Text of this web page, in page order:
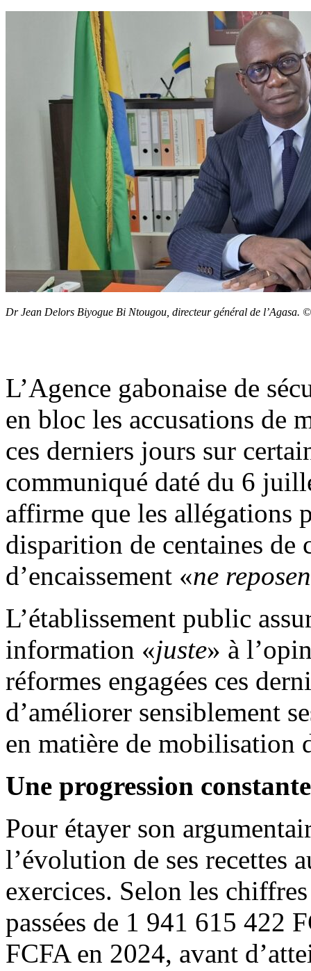
Dr Jean Delors Biyogue Bi Ntougou, directeur général de l’Agasa.
L’Agence gabonaise de
en bloc les accusations de
ces derniers jours sur
communiqué daté du 6
affirme que les allégations
disparition de centaines de
d’encaissement «ne
L’établissement public
information «juste» à
réformes engagées ces
d’améliorer sensiblement
en matière de mobilisation
Une progression
Pour étayer son
l’évolution de ses recettes
exercices. Selon les
passées de 1 941 615 422
FCFA en 2024, avant